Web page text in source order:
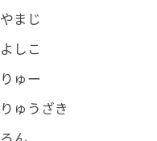
やまじ
よしこ
りゅー
りゅうざき